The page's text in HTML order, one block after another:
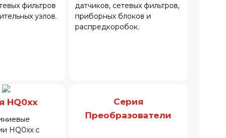
фильтров
узлов.
датчиков, сетевых фильтров,
приборных блоков и
распредкоробок.
HQ0xx
HQ0xx с
Серия
Преобразователи